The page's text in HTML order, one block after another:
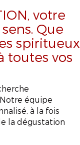
votre
Que
spiritueux
toutes vos
équipe
à la fois
la dégustation